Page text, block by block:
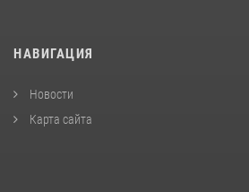
НАВИГАЦИЯ
Новости
Карта сайта